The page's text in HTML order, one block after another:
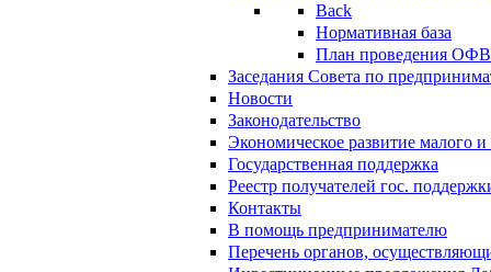
Back
Нормативная база
План проведения
Заседания Совета по
Новости
Законодательство
Экономическое развитие малого и
Государственная поддержка
Реестр получателей гос.
Контакты
В помощь предпринимателю
Перечень органов,